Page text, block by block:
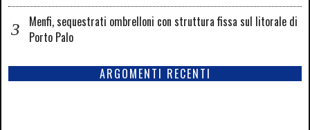
Menfi, sequestrati ombrelloni con struttura fissa sul litorale di
Porto Palo
ARGOMENTI RECENTI